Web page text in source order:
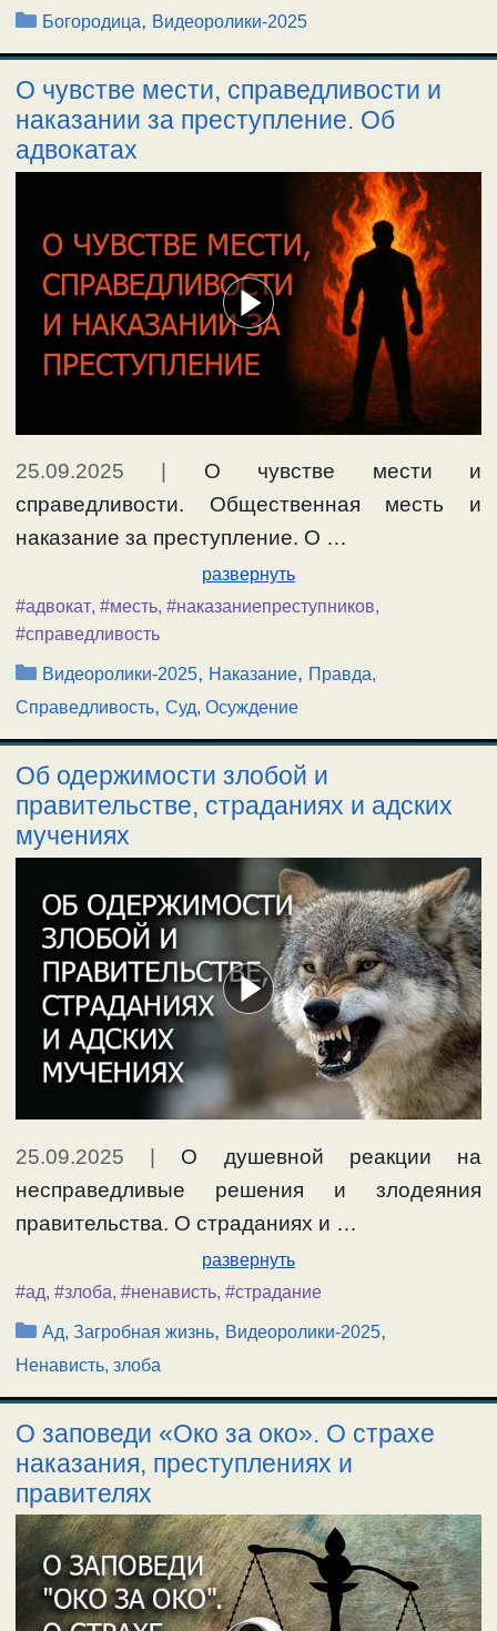
Рубрики
Богородица, Видеоролики-2025
О чувстве мести, справедливости и
наказании за преступление. Об
адвокатах
25.09.2025
О чувстве мести и
справедливости. Общественная месть и
наказание за преступление. О …
развернуть
#адвокат, #месть, #наказаниепреступников,
#справедливость
Рубрики
Видеоролики-2025, Наказание, Правда,
Справедливость, Суд, Осуждение
Об одержимости злобой и
правительстве, страданиях и адских
мучениях
25.09.2025 | О душевной реакции на
несправедливые решения и злодеяния
правительства. О страданиях и …
развернуть
#ад, #злоба, #ненависть, #страдание
Рубрики
Ад, Загробная жизнь, Видеоролики-2025,
Ненависть, злоба
О заповеди «Око за око». О страхе
наказания, преступлениях и
правителях